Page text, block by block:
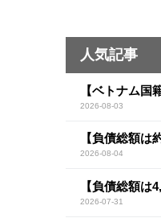
人気記事
【ベトナム
2026-08-03
【負債総額
2026-08-04
【負債総額
2026-07-31